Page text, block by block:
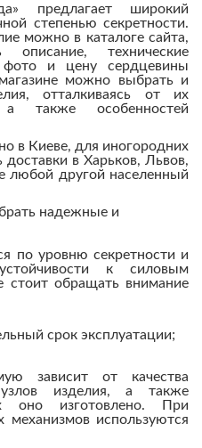
предлагает широкий
степенью секретности.
можно в каталоге сайта,
технические
фото и цену сердцевины
можно выбрать и
отталкиваясь от их
а также особенностей
в Киеве, для иногородних
доставки в Харьков, Львов,
любой другой населенный
надежные и
по уровню секретности и
к силовым
стоит обращать внимание
срок эксплуатации;
зависит от качества
узлов изделия, а также
оно изготовлено. При
механизмов используются